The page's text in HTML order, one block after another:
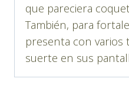
que pareciera
También, para
presenta con varios
suerte en sus